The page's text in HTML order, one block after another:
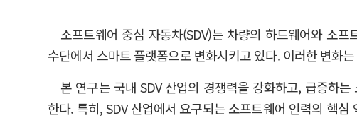
소프트웨어 중심 자동차(SDV)는 차량의 하드웨어와 소
수단에서 스마트 플랫폼으로 변화시키고 있다. 이러한 변화
본 연구는 국내 SDV 산업의 경쟁력을 강화하고, 급증하
한다. 특히, SDV 산업에서 요구되는 소프트웨어 인력의 핵